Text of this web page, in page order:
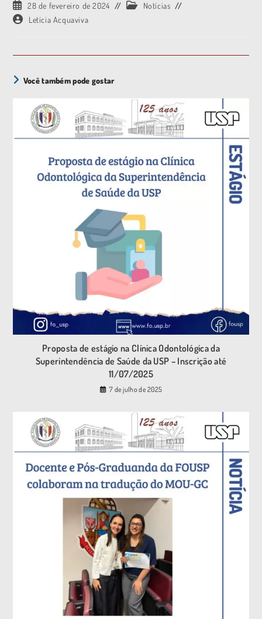
28 de fevereiro de 2024
Notícias
Letícia Acquaviva
Você também pode gostar
Proposta de estágio na Clínica Odontológica da
Superintendência de Saúde da USP – Inscrição até
11/07/2025
7 de julho de 2025